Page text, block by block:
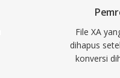
File XA
dihapus
konversi